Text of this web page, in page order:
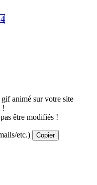
animé sur votre site
!
être modifiés !
etc.) Copier